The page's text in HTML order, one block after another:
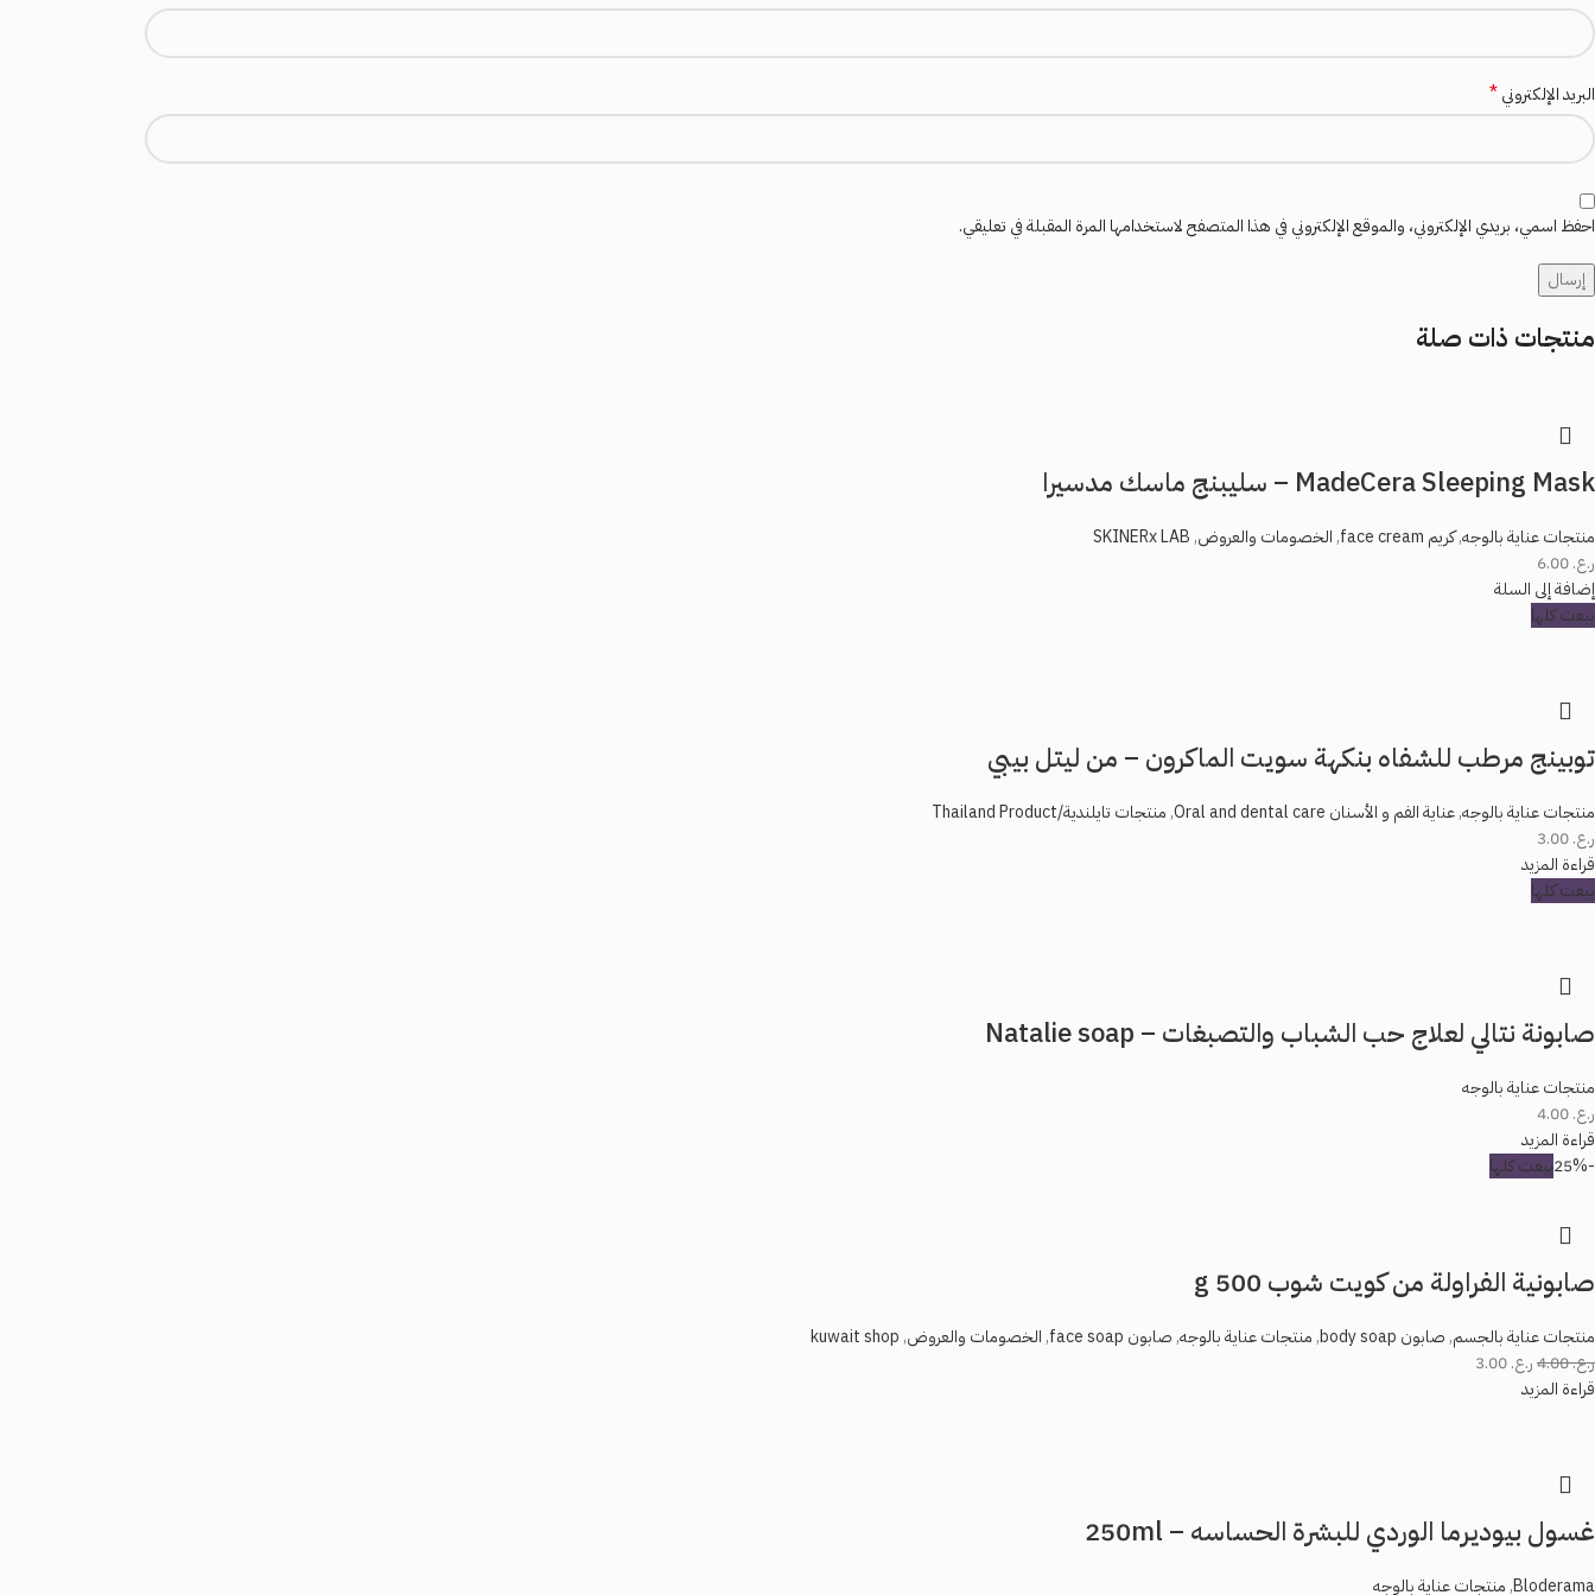
البريد الإلكتروني*
احفظ اسمي، بريدي الإلكتروني، والموقع الإلكتروني في هذا المتصفح لاستخدامها المرة المقبلة في تعليقي.
منتجات ذات صلة
MadeCera Sleeping Mask – سليبنج ماسك مدسيرا
منتجات عناية بالوجه,كريم face cream , الخصومات والعروض,
SKINERx LAB
ر.ع.
إضافة إلى السلة
بيعت كلها
توبينج مرطب للشفاه بنكهة سويت الماكرون – من ليتل بيبي
منتجات عناية بالوجه,عناية الفم و الأسنان Oral and dental care , منتجات تايلندية/Thailand Product
ر.ع.
قراءة المزيد
بيعت كلها
صابونة نتالي لعلاج حب الشباب والتصبغات – Natalie soap
منتجات عناية بالوجه
ر.ع.
قراءة المزيد
-25%
بيعت كلها
صابونية الفراولة من كويت شوب 500 g
منتجات عناية بالجسم, صابون body soap , منتجات عناية بالوجه, صابون face soap , الخصومات والعروض,
kuwait shop
ر.ع.4.00 ر.ع.
قراءة المزيد
غسول بيوديرما الوردي للبشرة الحساسه – 250ml
Bloderama
, منتجات عناية بالوجه